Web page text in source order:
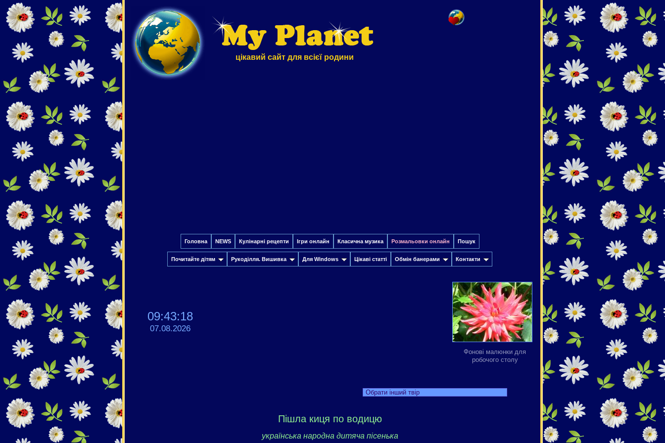
цікавий сайт для всієї родини
Головна NEWS Кулінарні рецепти Ігри онлайн Класична музика Розмальовки онлайн Пошук
Почитайте дітям Рукоділля. Вишивка Для Windows Цікаві статті Обмін банерами Контакти
09:43:19
07.08.2026
Фонові малюнки для
робочого столу
Обрати інший твір
Пішла киця по водицю
українська народна дитяча пісенька